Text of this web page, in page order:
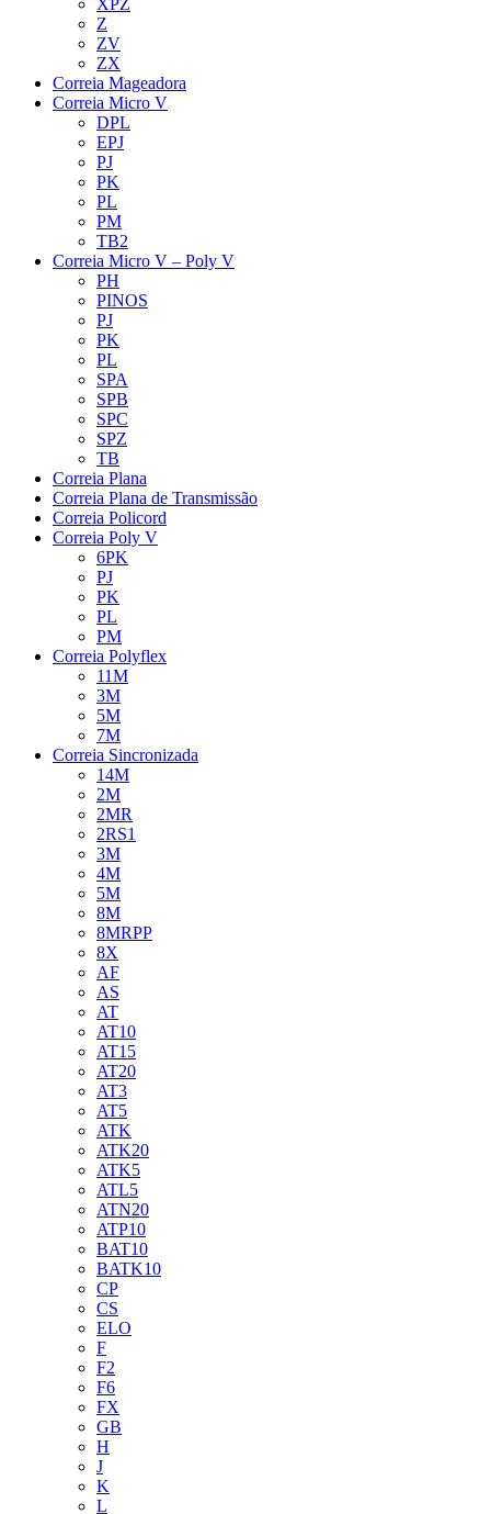
XPZ
Z
ZV
ZX
Correia Mageadora
Correia Micro V
DPL
EPJ
PJ
PK
PL
PM
TB2
Correia Micro V – Poly V
PH
PINOS
PJ
PK
PL
SPA
SPB
SPC
SPZ
TB
Correia Plana
Correia Plana de Transmissão
Correia Policord
Correia Poly V
6PK
PJ
PK
PL
PM
Correia Polyflex
11M
3M
5M
7M
Correia Sincronizada
14M
2M
2MR
2RS1
3M
4M
5M
8M
8MRPP
8X
AF
AS
AT
AT10
AT15
AT20
AT3
AT5
ATK
ATK20
ATK5
ATL5
ATN20
ATP10
BAT10
BATK10
CP
CS
ELO
F
F2
F6
FX
GB
H
J
K
L